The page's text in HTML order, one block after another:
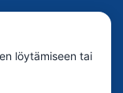
löytämiseen tai